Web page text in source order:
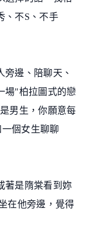
、不S、不手
邊、陪聊天、
場"柏拉圖式的戀
男生，你願意每
個女生聊聊
著是隋棠看到妳
在他旁邊，覺得